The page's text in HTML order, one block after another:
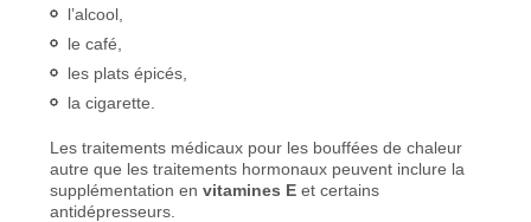
l’alcool,
le café,
les plats épicés,
la cigarette.
Les traitements médicaux pour les bouffées de chaleur
autre que les traitements hormonaux peuvent inclure la
supplémentation envitamines E et certains
antidépresseurs.